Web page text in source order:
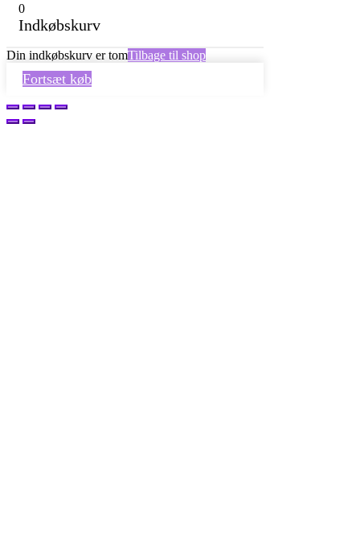
0
Indkøbskurv
Din indkøbskurv er tomTilbage til shop
Fortsæt køb